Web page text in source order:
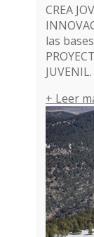
CREA
las
+ Leer